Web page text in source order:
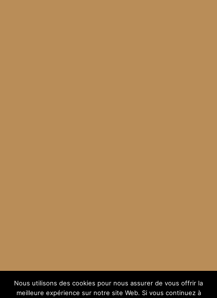
Nous utilisons des cookies pour nous assurer de vous offrir la
meilleure expérience sur notre site Web. Si vous continuez à